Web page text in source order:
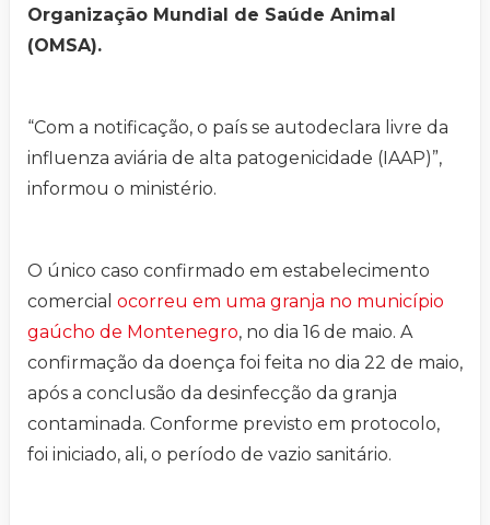
Organização Mundial de Saúde Animal
(OMSA).
“Com a notificação, o país se autodeclara livre da
influenza aviária de alta patogenicidade (IAAP)”,
informou o ministério.
O único caso confirmado em estabelecimento
comercial ocorreu em uma granja no município
gaúcho de Montenegro, no dia 16 de maio. A
confirmação da doença foi feita no dia 22 de maio,
após a conclusão da desinfecção da granja
contaminada. Conforme previsto em protocolo,
foi iniciado, ali, o período de vazio sanitário.